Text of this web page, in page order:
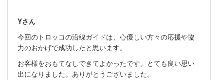
Yさん
今回のトロッコの沿線ガイドは、心優しい方々の応援や協
力のおかげで成功したと思います。
お客様をおもてなしできてよかったです。とても良い思い
出になりました。ありがとうございました。